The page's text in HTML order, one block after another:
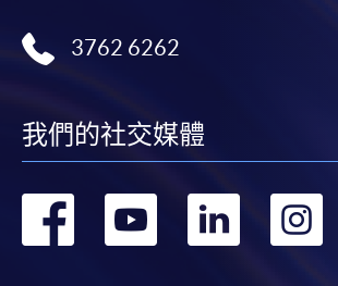
3762 6262
我們的社交媒體
轉
轉
轉